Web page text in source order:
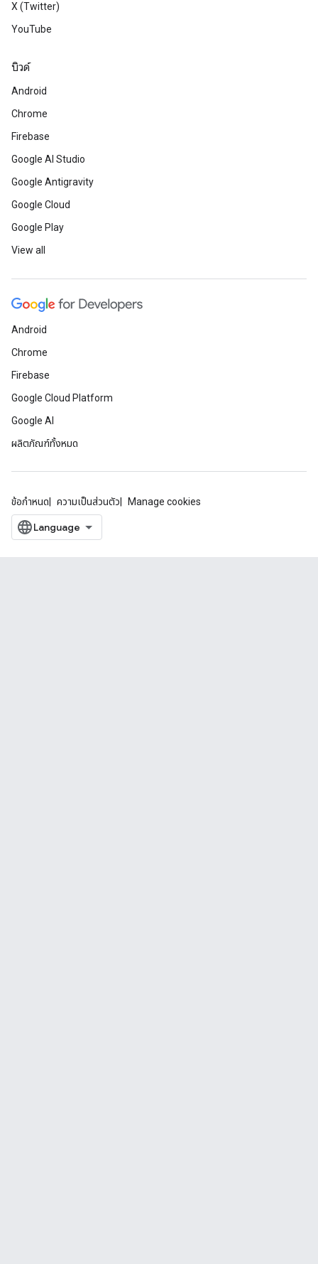
X (Twitter)
YouTube
บิวด์
Android
Chrome
Firebase
Google AI Studio
Google Antigravity
Google Cloud
Google Play
View all
Android
Chrome
Firebase
Google Cloud Platform
Google AI
ผลิตภัณฑ์ทั้งหมด
ข้อกำหนด ความเป็นส่วนตัว Manage cookies